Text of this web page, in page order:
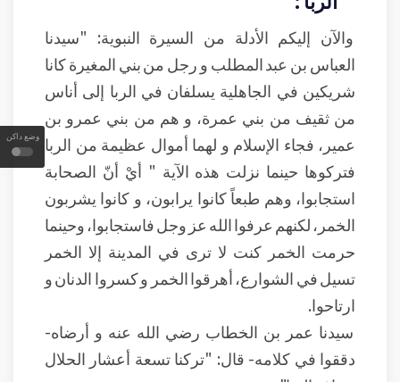
وضع داكن
والآن إليكم الأدلة من السيرة النبوية: "سيدنا
العباس بن عبد المطلب و رجل من بني المغيرة كانا
شريكين في الجاهلية يسلفان في الربا إلى أناس
من ثقيف من بني عمرة، و هم من بني عمرو بن
عمير، فجاء الإسلام و لهما أموال عظيمة من الربا
فتركوها حينما نزلت هذه الآية " أيْ أنّ الصحابة
استجابوا، وهم طبعاً كانوا يرابون، و كانوا يشربون
الخمر، لكنهم عرفوا الله عز وجل فاستجابوا، وحينما
حرمت الخمر كنت لا ترى في المدينة إلا الخمر
تسيل في الشوارع، أهرقوا الخمر و كسروا الدنان و
ارتاحوا.
سيدنا عمر بن الخطاب رضي الله عنه و أرضاه-
دققوا في كلامه- قال: "تركنا تسعة أعشار الحلال